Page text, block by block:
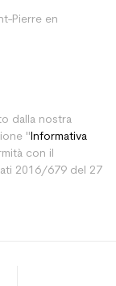
Pierre en
dalla nostra
"Informativa
con il
2016/679 del 27